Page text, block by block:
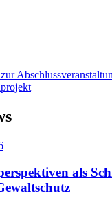
als